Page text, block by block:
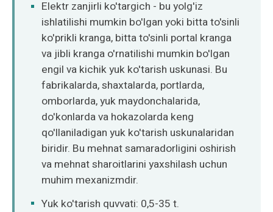
Elektr zanjirli ko'targich - bu yolg'iz
ishlatilishi mumkin bo'lgan yoki bitta to'sinli
ko'prikli kranga, bitta to'sinli portal kranga
va jibli kranga o'rnatilishi mumkin bo'lgan
engil va kichik yuk ko'tarish uskunasi. Bu
fabrikalarda, shaxtalarda, portlarda,
omborlarda, yuk maydonchalarida,
do'konlarda va hokazolarda keng
qo'llaniladigan yuk ko'tarish uskunalaridan
biridir. Bu mehnat samaradorligini oshirish
va mehnat sharoitlarini yaxshilash uchun
muhim mexanizmdir.
Yuk ko'tarish quvvati: 0,5-35 t.